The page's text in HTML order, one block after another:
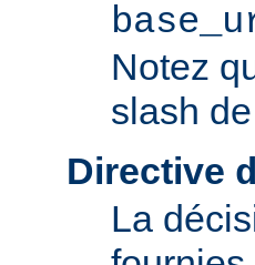
Notez
slash
Directive
La